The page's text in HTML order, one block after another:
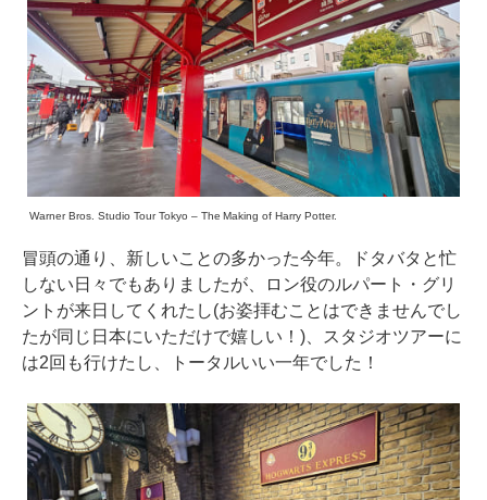
Warner Bros. Studio Tour Tokyo – The Making of Harry Potter.
冒頭の通り、新しいことの多かった今年。ドタバタと忙
しない日々でもありましたが、ロン役のルパート・グリ
ントが来日してくれたし(お姿拝むことはできませんでし
たが同じ日本にいただけで嬉しい！)、スタジオツアーに
は2回も行けたし、トータルいい一年でした！